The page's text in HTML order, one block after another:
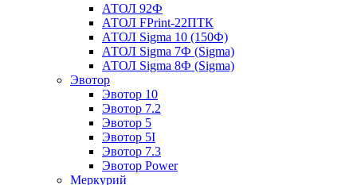
АТОЛ 92Ф
АТОЛ FPrint-22ПТК
АТОЛ Sigma 10 (150Ф)
АТОЛ Sigma 7Ф (Sigma)
АТОЛ Sigma 8Ф (Sigma)
Эвотор
Эвотор 10
Эвотор 7.2
Эвотор 5
Эвотор 5I
Эвотор 7.3
Эвотор Power
Меркурий